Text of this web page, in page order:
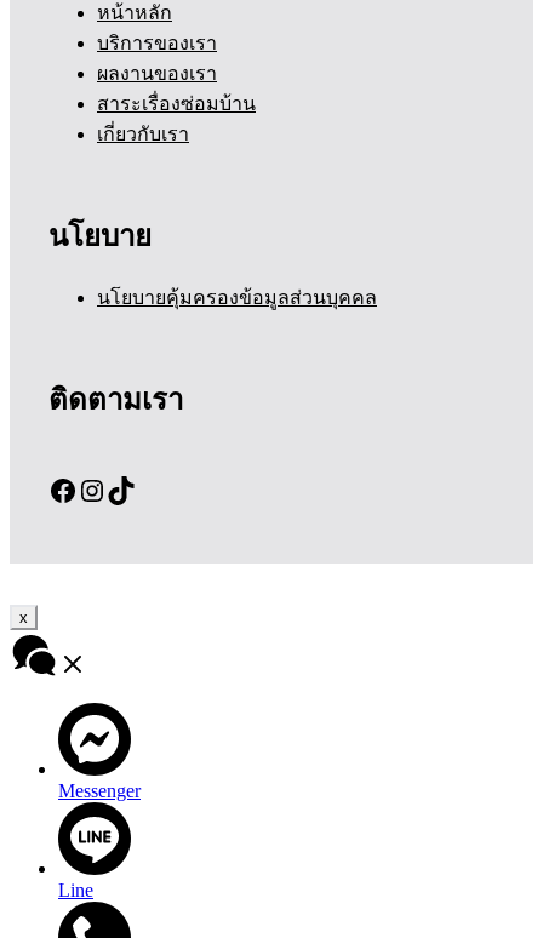
หน้าหลัก
บริการของเรา
ผลงานของเรา
สาระเรื่องซ่อมบ้าน
เกี่ยวกับเรา
นโยบาย
นโยบายคุ้มครองข้อมูลส่วนบุคคล
ติดตามเรา
Facebook
Instagram
TikTok
x
Messenger
Line